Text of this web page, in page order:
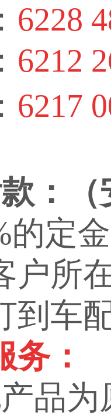
6228
6212
6217
：
的定
户所
到车
务：
品